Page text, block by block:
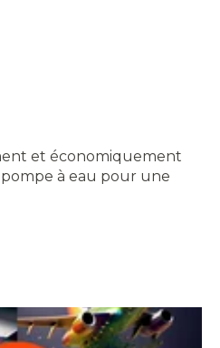
et économiquement
à eau pour une